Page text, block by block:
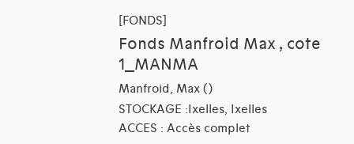
[FONDS]
Fonds Manfroid Max , cote
1_MANMA
Manfroid, Max ()
STOCKAGE :Ixelles, Ixelles
ACCES : Accès complet